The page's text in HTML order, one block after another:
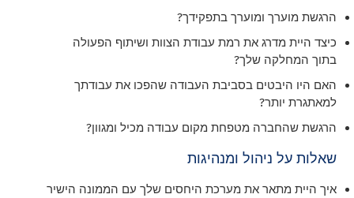
הרגשת מוערך ומוערך בתפקידך?
כיצד היית מדרג את רמת עבודת הצוות ושיתוף הפעולה
בתוך המחלקה שלך?
האם היו היבטים בסביבת העבודה שהפכו את עבודתך
למאתגרת יותר?
הרגשת שהחברה מטפחת מקום עבודה מכיל ומגוון?
שאלות על ניהול ומנהיגות
איך היית מתאר את מערכת היחסים שלך עם הממונה הישיר